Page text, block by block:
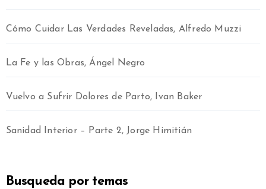
Cómo Cuidar Las Verdades Reveladas, Alfredo Muzzi
La Fe y las Obras, Ángel Negro
Vuelvo a Sufrir Dolores de Parto, Ivan Baker
Sanidad Interior – Parte 2, Jorge Himitián
Busqueda por temas